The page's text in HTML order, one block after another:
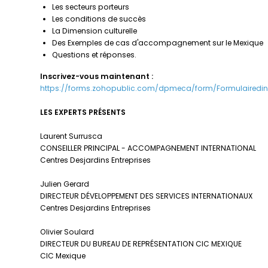
Les secteurs porteurs
Les conditions de succès
La Dimension culturelle
Des Exemples de cas d'accompagnement sur le Mexique
Questions et réponses.
Inscrivez-vous maintenant :
https://forms.zohopublic.com/dpmeca/form/
LES EXPERTS PRÉSENTS
Laurent Surrusca
CONSEILLER PRINCIPAL - ACCOMPAGNEMENT INTERNATIONAL
Centres Desjardins Entreprises
Julien Gerard
DIRECTEUR DÉVELOPPEMENT DES SERVICES INTERNATIONAUX
Centres Desjardins Entreprises
Olivier Soulard
DIRECTEUR DU BUREAU DE REPRÉSENTATION CIC MEXIQUE
CIC Mexique